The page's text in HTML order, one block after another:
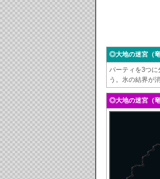
◎大地の迷宮（
パーティを3つ
う。氷の結界が
◎大地の迷宮（